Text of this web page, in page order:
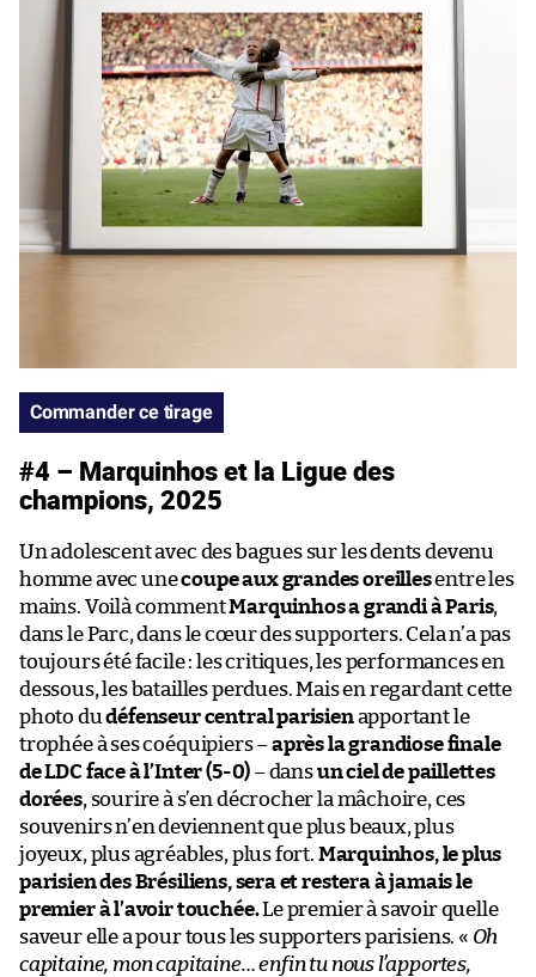
Commander ce tirage
#4 – Marquinhos et la Ligue des
champions, 2025
Un adolescent avec des bagues sur les dents devenu
homme avec unecoupe aux grandes oreillesentre les
mains. Voilà commentMarquinhos a grandi à Paris,
dans le Parc, dans le cœur des supporters. Cela n’a pas
toujours été facile : les critiques, les performances en
dessous, les batailles perdues. Mais en regardant cette
photo dudéfenseur central parisienapportant le
trophée à ses coéquipiers –après la grandiose finale
de LDC face à l’Inter (5-0) – dansun ciel de paillettes
dorées, sourire à s’en décrocher la mâchoire, ces
souvenirs n’en deviennent que plus beaux, plus
joyeux, plus agréables, plus fort. Marquinhos, le plus
parisien des Brésiliens, sera et restera à jamais le
premier à l’avoir touchée.Le premier à savoir quelle
saveur elle a pour tous les supporters parisiens. « Oh
capitaine, mon capitaine… enfin tu nous l’apportes,